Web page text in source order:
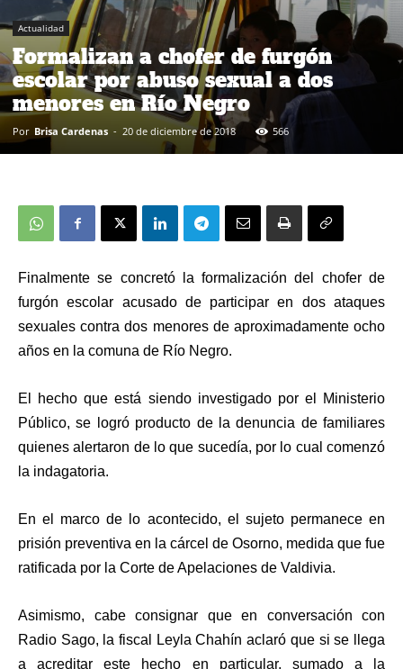
Actualidad
Formalizan a chofer de furgón
escolar por abuso sexual a dos
menores en Río Negro
Por Brisa Cardenas - 20 de diciembre de 2018 566
Finalmente se concretó la formalización del chofer de
furgón escolar acusado de participar en dos ataques
sexuales contra dos menores de aproximadamente ocho
años en la comuna de Río Negro.
El hecho que está siendo investigado por el Ministerio
Público, se logró producto de la denuncia de familiares
quienes alertaron de lo que sucedía, por lo cual comenzó
la indagatoria.
En el marco de lo acontecido, el sujeto permanece en
prisión preventiva en la cárcel de Osorno, medida que fue
ratificada por la Corte de Apelaciones de Valdivia.
Asimismo, cabe consignar que en conversación con
Radio Sago, la fiscal Leyla Chahín aclaró que si se llega
a acreditar este hecho en particular, sumado a la